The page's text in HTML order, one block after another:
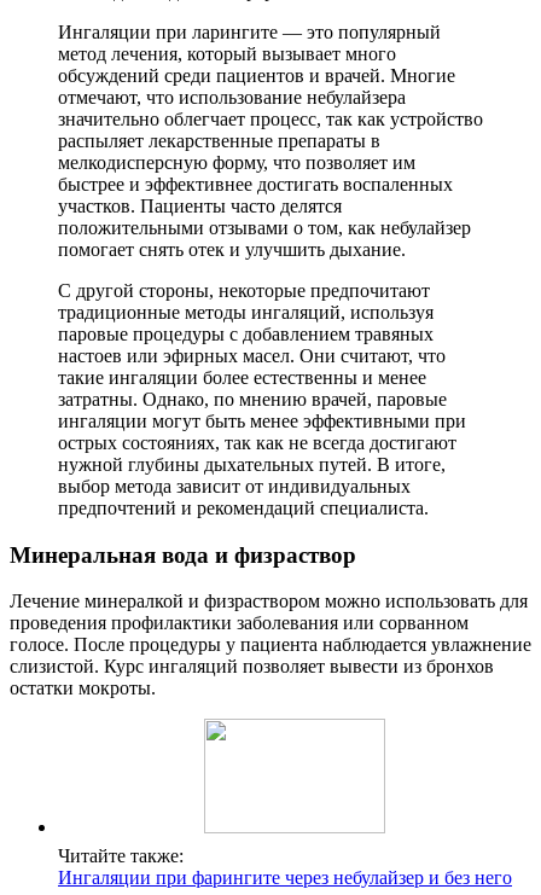
Ингаляции при ларингите — это популярный
метод лечения, который вызывает много
обсуждений среди пациентов и врачей. Многие
отмечают, что использование небулайзера
значительно облегчает процесс, так как устройство
распыляет лекарственные препараты в
мелкодисперсную форму, что позволяет им
быстрее и эффективнее достигать воспаленных
участков. Пациенты часто делятся
положительными отзывами о том, как небулайзер
помогает снять отек и улучшить дыхание.
С другой стороны, некоторые предпочитают
традиционные методы ингаляций, используя
паровые процедуры с добавлением травяных
настоев или эфирных масел. Они считают, что
такие ингаляции более естественны и менее
затратны. Однако, по мнению врачей, паровые
ингаляции могут быть менее эффективными при
острых состояниях, так как не всегда достигают
нужной глубины дыхательных путей. В итоге,
выбор метода зависит от индивидуальных
предпочтений и рекомендаций специалиста.
Минеральная вода и физраствор
Лечение минералкой и физраствором можно использовать для
проведения профилактики заболевания или сорванном
голосе. После процедуры у пациента наблюдается увлажнение
слизистой. Курс ингаляций позволяет вывести из бронхов
остатки мокроты.
Читайте также:
Ингаляции при фарингите через небулайзер и без него